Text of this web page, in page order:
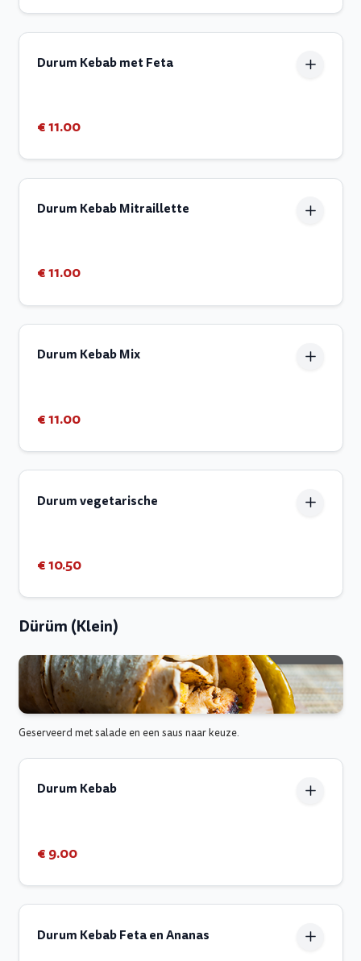
Durum Kebab met Feta
€ 11.00
Durum Kebab Mitraillette
€ 11.00
Durum Kebab Mix
€ 11.00
Durum vegetarische
€ 10.50
Dürüm (Klein)
Geserveerd met salade en een saus naar keuze.
Durum Kebab
€ 9.00
Durum Kebab Feta en Ananas